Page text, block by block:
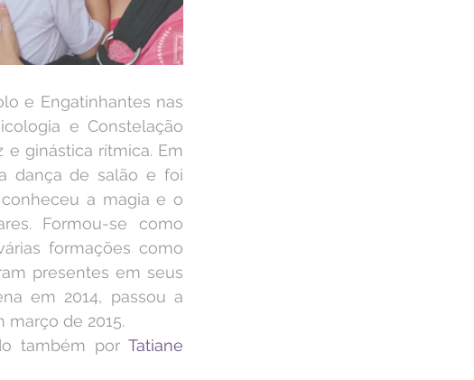
e Engatinhantes nas
e Constelação
e ginástica rítmica. Em
dança de salão e foi
a magia e o
Formou-se como
formações como
presentes em seus
em 2014, passou a
de 2015.
também por Tatiane